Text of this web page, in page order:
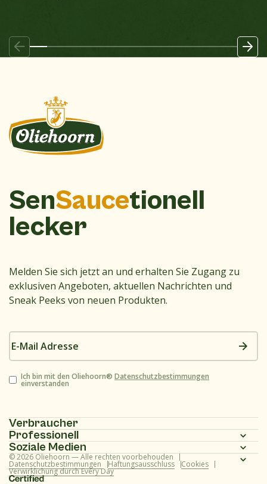
SenSaucetionell
lecker
Melden Sie sich jetzt an und erhalten Sie Zugang zu
exklusiven Angeboten, aktuellen Nachrichten und
Sneak Peeks von neuen Produkten.
E-
Mail
Zustimmung
Ich bin mit den Oliehoorn® Datenschutzbestimmungen
einverstanden
Verbraucher
Homepage
Produktpalette
Professionell
Homepage
Produktpalette
Soziale Medien
Instagram
© 2026 Oliehoorn — Alle rechten voorbehouden
Datenschutzbestimmungen Haftungsausschluss Cookies
Verwirklichung durch Every Day